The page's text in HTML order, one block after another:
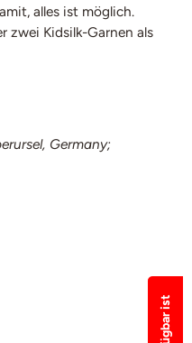
alles ist möglich.
zwei Kidsilk-Garnen als
Germany;